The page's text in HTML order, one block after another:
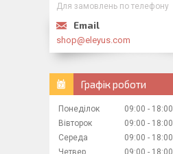
Для замовлень по телефону
shop@eleyus.com
Графік роботи
Понеділок 09:00
18:00
Вівторок
09:00
18:00
Середа
09:00
18:00
Четвер
09:00
18:00